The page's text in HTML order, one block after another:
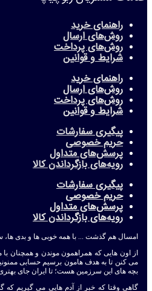
راهنمای خرید
روش‌های ارسال
روش‌های پرداخت
شرایط و قوانین
راهنمای خرید
روش‌های ارسال
روش‌های پرداخت
شرایط و قوانین
پیگیری سفارشات
حریم خصوصی
پرسش‌های متداول
رویه‌های بازگرداندن کالا
پیگیری سفارشات
حریم خصوصی
پرسش‌های متداول
رویه‌های بازگرداندن کالا
امسال هم گذشت ... با همه خوبی ها و بدی ها،
از اون هایی که همراهمون موندن و
می کنن تا به هدف هامون برسیم حسابی
بچه های این سرزمین هست؛ تا ایران جای
گاهی وقتا که خبر از آدم هایی می گیریم